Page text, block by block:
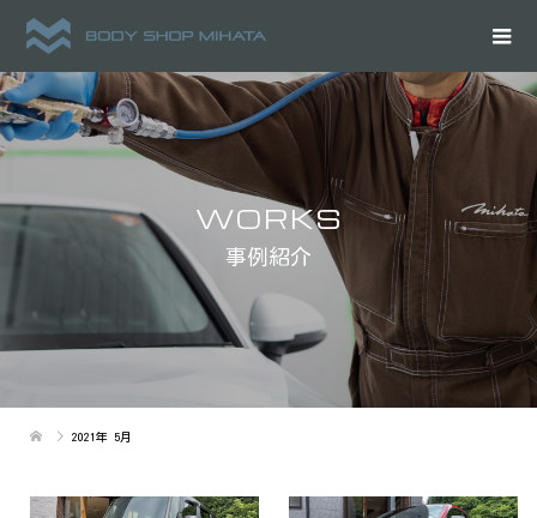
WORKS
事例紹介
2021年 5月